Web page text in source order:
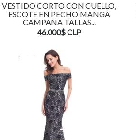
VESTIDO CORTO CON CUELLO,
ESCOTE EN PECHO MANGA
CAMPANA TALLAS...
46.000$ CLP